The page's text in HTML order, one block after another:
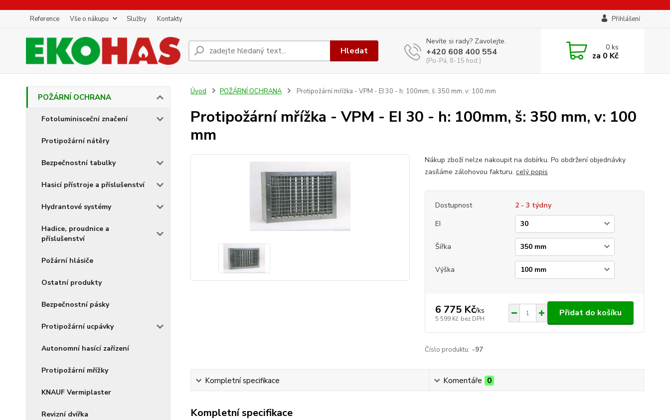
Reference Vše o nákupu Služby Kontakty Přihlášení
Hledat
Nevíte si rady? Zavolejte.
+420 608 400 554
(Po-Pá, 8-15 hod.)
0ks
za 0 Kč
POŽÁRNÍ OCHRANA
Fotoluminisceční značení
Protipožární nátěry
Bezpečnostní tabulky
Hasicí přístroje a příslušenství
Hydrantové systémy
Hadice, proudnice a
příslušenství
Požární hlásiče
Ostatní produkty
Bezpečnostní pásky
Protipožární ucpávky
Autonomní hasící zařízení
Protipožární mřížky
KNAUF Vermiplaster
Revizní dvířka
Úvod POŽÁRNÍ OCHRANA Protipožární mřížka - VPM - EI 30 - h: 100mm, š: 350 mm, v: 100 mm
Protipožární mřížka - VPM - EI 30 - h: 100mm, š: 350 mm, v: 100
mm
Nákup zboží nelze nakoupit na dobírku. Po obdržení objednávky
zasíláme zálohovou fakturu. celý popis
Dostupnost
2 - 3 týdny
EI
Šířka
Výška
6 775 Kč/ks
5 599 Kč bez DPH
Přidat do košíku
Číslo produktu: -97
Kompletní specifikace Komentáře 0
Kompletní specifikace